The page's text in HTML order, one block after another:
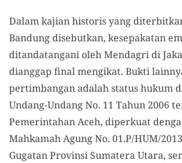
Dalam kajian historis yang
Bandung disebutkan, kesepakatan
ditandatangani oleh Mendagri di
dianggap final mengikat. Bukti
pertimbangan adalah status hukum
Undang-Undang No. 11 Tahun 2006
Pemerintahan Aceh, diperkuat
Mahkamah Agung No. 01.P/HUM/
Gugatan Provinsi Sumatera Utara,